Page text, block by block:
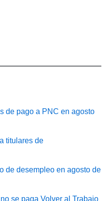
de pago a PNC en agosto
titulares de
de desempleo en agosto de
se paga Volver al Trabajo